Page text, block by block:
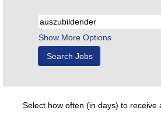
Show More Options
Select how often (in days) to receive